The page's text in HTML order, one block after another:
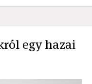
egy hazai